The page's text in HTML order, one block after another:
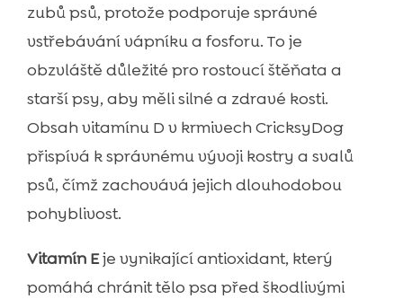
zubů psů, protože podporuje správné
vstřebávání vápníku a fosforu. To je
obzvláště důležité pro rostoucí štěňata a
starší psy, aby měli silné a zdravé kosti.
Obsah vitamínu D v krmivech CricksyDog
přispívá k správnému vývoji kostry a svalů
psů, čímž zachovává jejich dlouhodobou
pohyblivost.
Vitamín Eje vynikající antioxidant, který
pomáhá chránit tělo psa před škodlivými